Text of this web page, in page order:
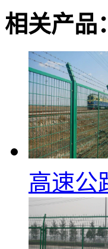
相关产品：
高速公